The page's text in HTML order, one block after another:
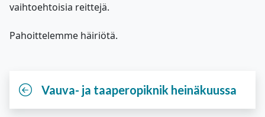
vaihtoehtoisia reittejä.
Pahoittelemme häiriötä.
Vauva- ja taaperopiknik heinäkuussa